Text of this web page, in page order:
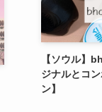
【ソウル】
ジナルとコ
ン】